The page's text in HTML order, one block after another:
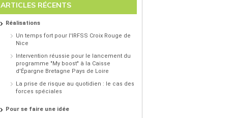
ARTICLES RÉCENTS
Réalisations
Un temps fort pour l'IRFSS Croix Rouge de
Nice
Intervention réussie pour le lancement du
programme "My boost" à la Caisse
d'Épargne Bretagne Pays de Loire
La prise de risque au quotidien : le cas des
forces spéciales
Pour se faire une idée